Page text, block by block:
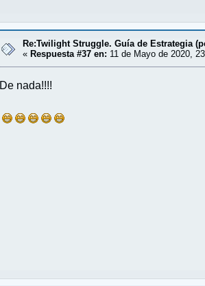
Re:Twilight Struggle. Guía de Estrategia
« Respuesta #37 en: 11 de Mayo de 2020,
De nada!!!!